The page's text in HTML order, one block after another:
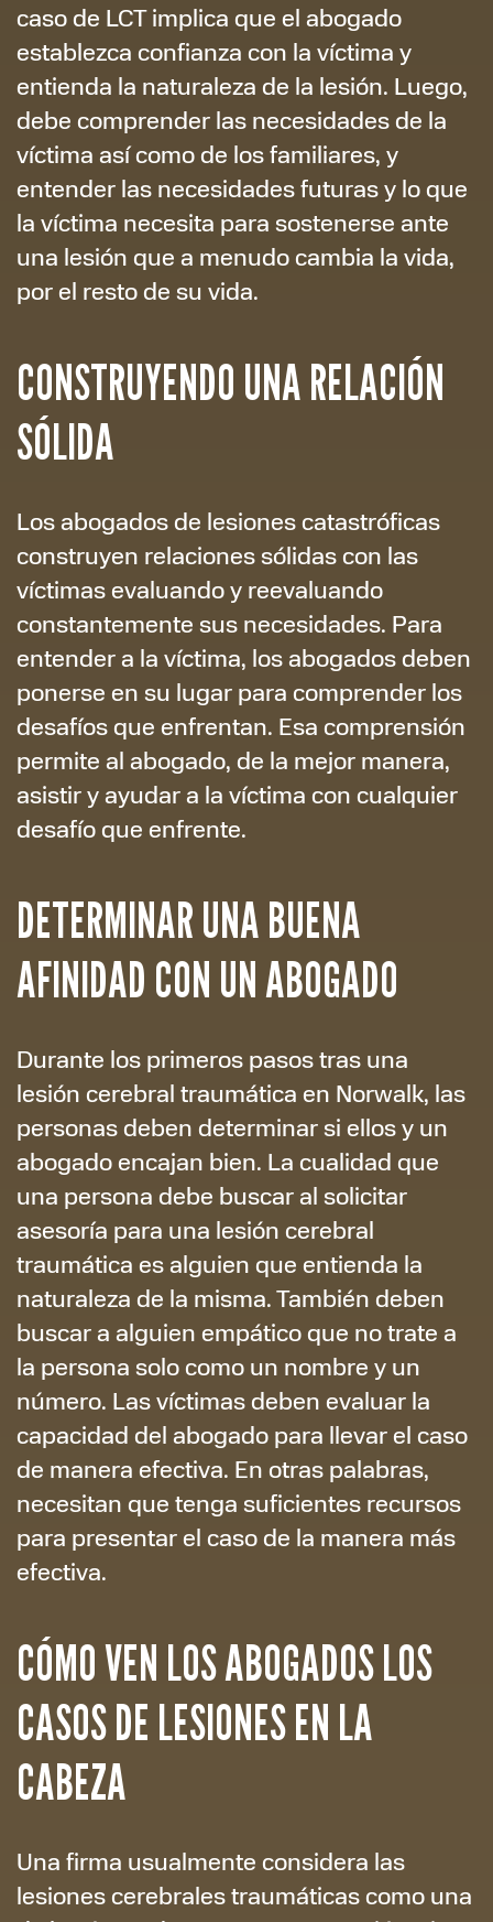
caso de LCT implica que el abogado
establezca confianza con la víctima y
entienda la naturaleza de la lesión. Luego,
debe comprender las necesidades de la
víctima así como de los familiares, y
entender las necesidades futuras y lo que
la víctima necesita para sostenerse ante
una lesión que a menudo cambia la vida,
por el resto de su vida.
CONSTRUYENDO UNA RELACIÓN
SÓLIDA
Los abogados de lesiones catastróficas
construyen relaciones sólidas con las
víctimas evaluando y reevaluando
constantemente sus necesidades. Para
entender a la víctima, los abogados deben
ponerse en su lugar para comprender los
desafíos que enfrentan. Esa comprensión
permite al abogado, de la mejor manera,
asistir y ayudar a la víctima con cualquier
desafío que enfrente.
DETERMINAR UNA BUENA
AFINIDAD CON UN ABOGADO
Durante los primeros pasos tras una
lesión cerebral traumática en Norwalk, las
personas deben determinar si ellos y un
abogado encajan bien. La cualidad que
una persona debe buscar al solicitar
asesoría para una lesión cerebral
traumática es alguien que entienda la
naturaleza de la misma. También deben
buscar a alguien empático que no trate a
la persona solo como un nombre y un
número. Las víctimas deben evaluar la
capacidad del abogado para llevar el caso
de manera efectiva. En otras palabras,
necesitan que tenga suficientes recursos
para presentar el caso de la manera más
efectiva.
CÓMO VEN LOS ABOGADOS LOS
CASOS DE LESIONES EN LA
CABEZA
Una firma usualmente considera las
lesiones cerebrales traumáticas como una